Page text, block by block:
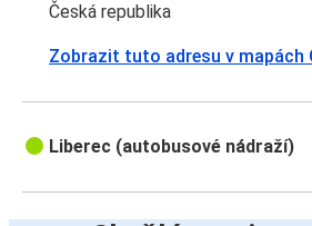
Česká republika
Zobrazit tuto adresu v mapách
Liberec (autobusové nádraží)